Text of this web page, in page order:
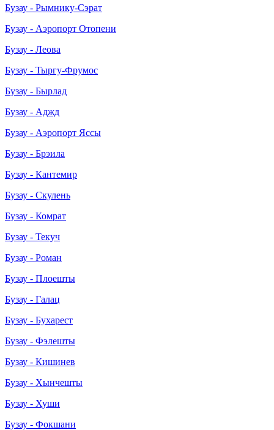
Бузау - Рымнику-Сэрат
Бузау - Аэропорт Отопени
Бузау - Леова
Бузау - Тыргу-Фрумос
Бузау - Бырлад
Бузау - Аджд
Бузау - Аэропорт Яссы
Бузау - Брэила
Бузау - Кантемир
Бузау - Скулень
Бузау - Комрат
Бузау - Текуч
Бузау - Роман
Бузау - Плоешты
Бузау - Галац
Бузау - Бухарест
Бузау - Фэлешты
Бузау - Кишинев
Бузау - Хынчешты
Бузау - Хуши
Бузау - Фокшани